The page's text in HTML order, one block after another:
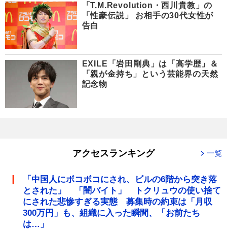
「T.M.Revolution・西川貴教」の
「性豪伝説」 お相手の30代女性が
告白
EXILE「岩田剛典」は「高学歴」＆
「親が金持ち」という芸能界の天然
記念物
アクセスランキング 一覧
「中国人にボコボコにされ、ビルの6階から突き落
とされた」 「闇バイト」 トクリュウの使い捨て
にされた悲惨すぎる実態 募集時の約束は「月収
300万円」も、組織に入った瞬間、「お前たち
は…」